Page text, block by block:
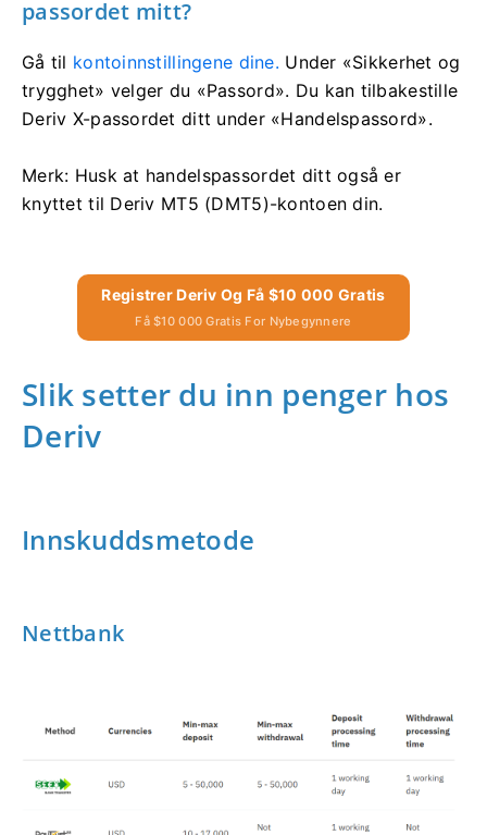
passordet mitt?
Gå til kontoinnstillingene dine. Under «Sikkerhet og
trygghet» velger du «Passord». Du kan tilbakestille
Deriv X-passordet ditt under «Handelspassord».
Merk: Husk at handelspassordet ditt også er
knyttet til Deriv MT5 (DMT5)-kontoen din.
Registrer Deriv Og Få $10 000 Gratis
Få $10 000 Gratis For Nybegynnere
Slik setter du inn penger hos
Deriv
Innskuddsmetode
Nettbank